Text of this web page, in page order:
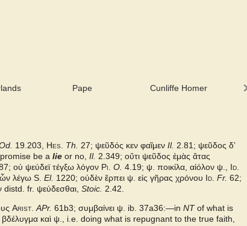
Pape Cunliffe Homer
19.203, Hes. Th. 27; ψεῦδός κεν φαῖμεν Il. 2.81; ψεῦδος δʼ
be a lie or no, Il. 2.349; οὔτι ψεῦδος ἐμὰς ἄτας
οὐ ψεύδεϊ τέγξω λόγον Pi. O. 4.19; ψ. ποικίλα, αἰόλον ψ.,
Id.
λέγω S. El. 1220; οὐδὲν ἕρπει ψ. εἰς γῆρας χρόνου Id. Fr. 62;
distd. fr. ψεύδεσθαι, Stoic. 2.42.
Arist. APr. 61b3; συμβαίνει ψ. ib. 37a36:—in NTof what is
καὶ ψ.,
i.e. doing what is repugnant to the true faith,